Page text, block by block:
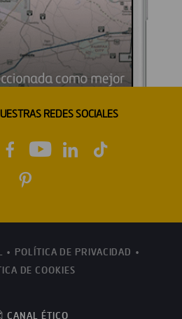
REDES SOCIALES
POLÍTICA DE PRIVACIDAD
DE COOKIES
CANAL ÉTICO